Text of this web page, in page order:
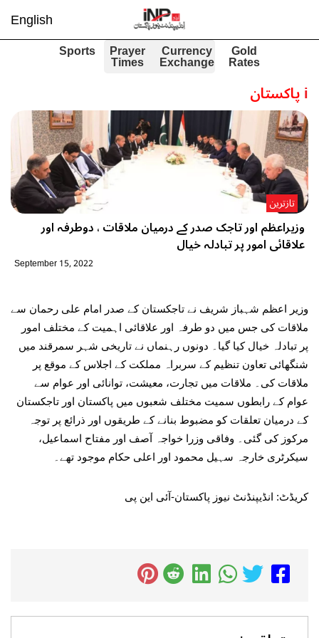
English
Gold
Rates
Currency
Exchange
Prayer
Times
Sports
iپاکستان
وزیراعظم اور تاجک صدر کے درمیان ملاقات ، دوطرفہ اور
علاقائی امور پر تبادلہ خیال
تازترین
September 15, 2022
وزیر اعظم شہباز شریف نے تاجکستان کے صدر امام علی رحمان سے
ملاقات کی جس میں دو طرفہ اور علاقائی اہمیت کے مختلف امور
پر تبادلہ خیال کیا گیا۔ دونوں رہنماں نے تاریخی شہر سمرقند میں
شنگھائی تعاون تنظیم کے سربراہ مملکت کے اجلاس کے موقع پر
ملاقات کی۔ ملاقات میں تجارت، معیشت، توانائی اور عوام سے
عوام کے رابطوں سمیت مختلف شعبوں میں پاکستان اور تاجکستان
کے درمیان تعلقات کو مضبوط بنانے کے طریقوں اور ذرائع پر توجہ
مرکوز کی گئی۔ وفاقی وزرا خواجہ آصف اور مفتاح اسماعیل،
سیکرٹری خارجہ سہیل محمود اور اعلی حکام موجود تھے۔
کریڈٹ: انڈیپنڈنٹ نیوز پاکستان-آئی این پی